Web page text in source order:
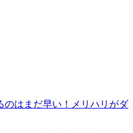
のはまだ早い！メリハリがダ